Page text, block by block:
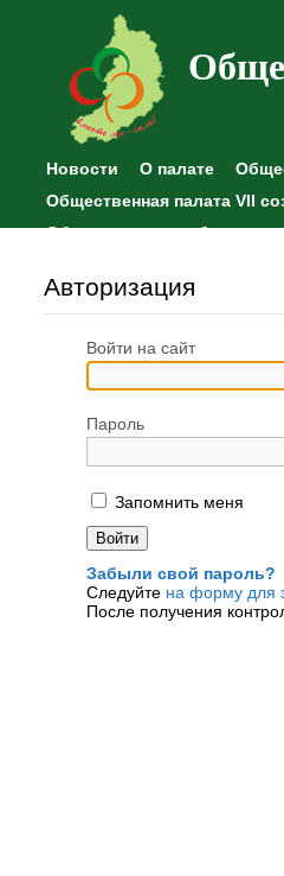
Новости О палате
Общественная палата VII
Общественные наблюдения
Авторизация
Войти на сайт
Пароль
Запомнить меня
Забыли свой пароль?
Следуйте на форму для
После получения